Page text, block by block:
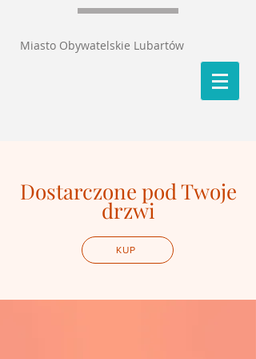
Miasto Obywatelskie Lubartów
Dostarczone pod Twoje
drzwi
KUP